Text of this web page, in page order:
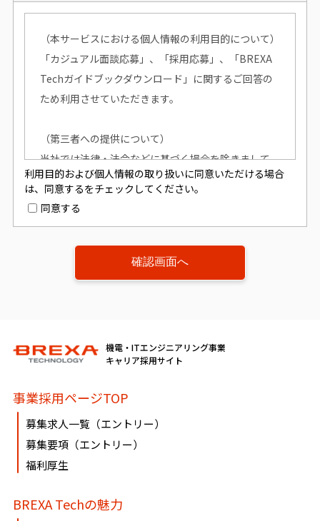
（本サービスにおける個人情報の利用目的について）
「カジュアル面談応募」、「採用応募」、「BREXA
Techガイドブックダウンロード」に関するご回答の
ため利用させていただきます。
（第三者への提供について）
当社では法律・法令などに基づく場合を除きまして
は、お預かりしました個人情報は、本人の同意を得ず
に、第三者への提供はいたしません。
個人情報の提供は原則任意です。ただし、個人情報を
提供いただけない場合は、該当事項につきまして当社
「訂正、追加又は削除」「利用又は提供の拒否」に関
個人情報を提供されたお客様は、該当情報に関して
「利用目的の通知」、「開示」、「訂正、追加、削
除」、「利用又は提供の拒否」を要求する権利を有し
ております。
利用目的および個人情報の取り扱いに同意いただける場合
は、同意するをチェックしてください。
同意する
機電・ITエンジニアリング事業
キャリア採用サイト
事業採用ページTOP
募集求人一覧（エントリー）
募集要項（エントリー）
福利厚生
BREXA Techの魅力